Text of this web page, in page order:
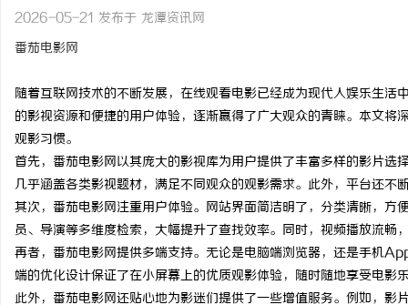
2026-05-21 发布于 龙潭资讯网
番茄电影网
随着互联网技术的不断发展，在线观看电影已经成为现代人娱乐生
的影视资源和便捷的用户体验，逐渐赢得了广大观众的青睐。本文
观影习惯。
首先，番茄电影网以其庞大的影视库为用户提供了丰富多样的影片
几乎涵盖各类影视题材，满足不同观众的观影需求。此外，平台还不
其次，番茄电影网注重用户体验。网站界面简洁明了，分类清晰，
员、导演等多维度检索，大幅提升了查找效率。同时，视频播放流畅
再者，番茄电影网提供多端支持。无论是电脑端浏览器，还是手机
端的优化设计保证了在小屏幕上的优质观影体验，随时随地享受电影
此外，番茄电影网还贴心地为影迷们提供了一些增值服务。例如，